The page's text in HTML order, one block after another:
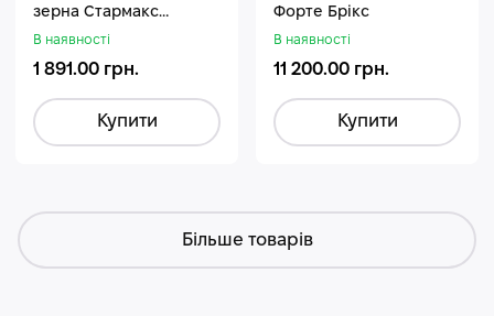
зерна Стармакс
Гуміфос
В наявності
1 891.00 грн.
Купити
Форте Брікс
В наявності
11 200.00 грн.
Купити
Більше товарів